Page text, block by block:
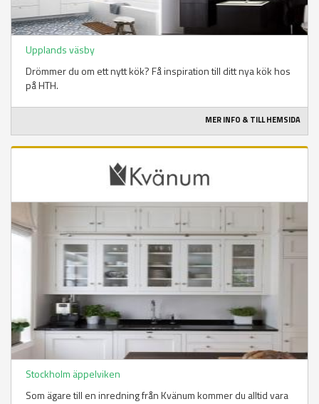
Upplands väsby
Drömmer du om ett nytt kök? Få inspiration till ditt nya kök hos
på HTH.
MER INFO & TILL HEMSIDA
Stockholm äppelviken
Som ägare till en inredning från Kvänum kommer du alltid vara